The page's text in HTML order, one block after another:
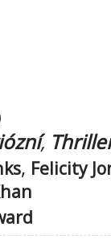
,
, Felicity